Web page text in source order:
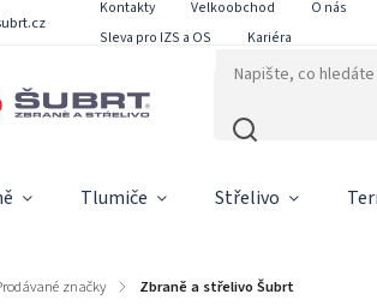
Kontakty Velkoobchod O nás
Sleva pro IZS a OS
Kariéra
Tlumiče Střelivo
značky / Zbraně a střelivo Šubrt